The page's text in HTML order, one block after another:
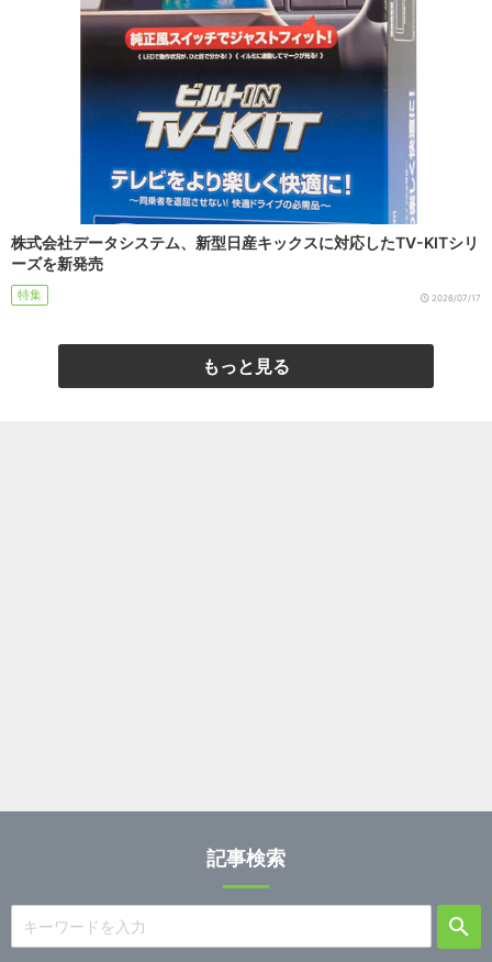
株式会社データシステム、新型日産キックスに対応したTV-KITシリ
ーズを新発売
特集 2026/07/17
もっと見る
記事検索